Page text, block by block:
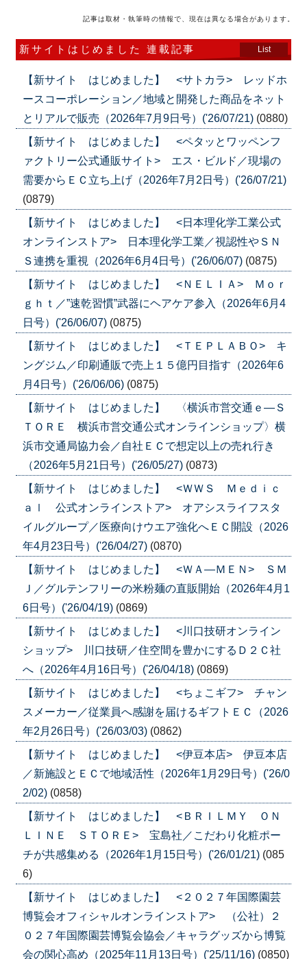
記事は取材・執筆時の情報で、現在は異なる場合があります。
新サイトはじめました 連載記事 List
【新サイト はじめました】 <サトカラ> レッドホ
ースコーポレーション／地域と開発した商品をネット
とリアルで販売（2026年7月9日号）('26/07/21) (0880)
【新サイト はじめました】 <ペタッとワッペンフ
ァクトリー公式通販サイト> エス・ビルド／現場の
需要からＥＣ立ち上げ（2026年7月2日号）('26/07/21)
(0879)
【新サイト はじめました】 <日本理化学工業公式
オンラインストア> 日本理化学工業／視認性やＳＮ
Ｓ連携を重視（2026年6月4日号）('26/06/07) (0875)
【新サイト はじめました】 <ＮＥＬＩＡ> Ｍｏｒ
ｇｈｔ／”速乾習慣”武器にヘアケア参入（2026年6月4
日号）('26/06/07) (0875)
【新サイト はじめました】 <ＴＥＰＬＡＢＯ> キ
ングジム／印刷通販で売上１５億円目指す（2026年6
月4日号）('26/06/06) (0875)
【新サイト はじめました】 〈横浜市営交通ｅ―Ｓ
ＴＯＲＥ 横浜市営交通公式オンラインショップ〉横
浜市交通局協力会／自社ＥＣで想定以上の売れ行き
（2026年5月21日号）('26/05/27) (0873)
【新サイト はじめました】 <ＷＷＳ Ｍｅｄｉｃ
ａｌ 公式オンラインストア> オアシスライフスタ
イルグループ／医療向けウエア強化へＥＣ開設（2026
年4月23日号）('26/04/27) (0870)
【新サイト はじめました】 <ＷＡ―ＭＥＮ> ＳＭ
Ｊ／グルテンフリーの米粉麺の直販開始（2026年4月1
6日号）('26/04/19) (0869)
【新サイト はじめました】 <川口技研オンライン
ショップ> 川口技研／住空間を豊かにするＤ２Ｃ社
へ（2026年4月16日号）('26/04/18) (0869)
【新サイト はじめました】 <ちょこギフ> チャン
スメーカー／従業員へ感謝を届けるギフトＥＣ（2026
年2月26日号）('26/03/03) (0862)
【新サイト はじめました】 <伊豆本店> 伊豆本店
／新施設とＥＣで地域活性（2026年1月29日号）('26/0
2/02) (0858)
【新サイト はじめました】 <ＢＲＩＬＭＹ ＯＮ
ＬＩＮＥ ＳＴＯＲＥ> 宝島社／こだわり化粧ポー
チが共感集める（2026年1月15日号）('26/01/21) (085
6)
【新サイト はじめました】 <２０２７年国際園芸
博覧会オフィシャルオンラインストア> （公社）２
０２７年国際園芸博覧会協会／キャラグッズから博覧
会の関心高め（2025年11月13日号）('25/11/16) (0850)